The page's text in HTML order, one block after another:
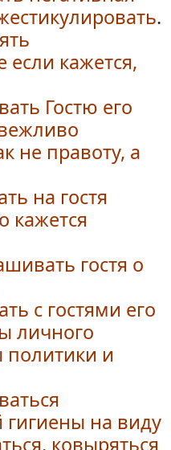
.
если кажется,
Гостю его
не правоту, а
на гостя
кажется
гостя о
с гостями его
личного
политики и
на виду
ковыряться